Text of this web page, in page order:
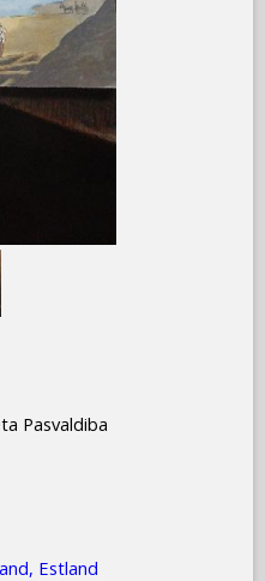
Pasvaldiba
Estland